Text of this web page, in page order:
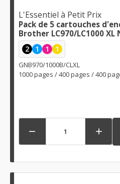
L'Essentiel à Petit Prix
Pack de 5 cartouches
Brother LC970/LC1000
2 1 1 1
GNB970/1000B/CLXL
1000 pages / 400 pages / 400
 